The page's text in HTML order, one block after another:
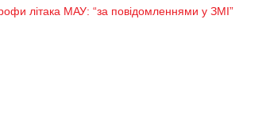
літака МАУ: “за повідомленнями у ЗМІ”